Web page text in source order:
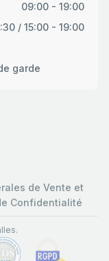
09:00 - 19:00
/ 15:00 - 19:00
garde
de Vente et
Confidentialité